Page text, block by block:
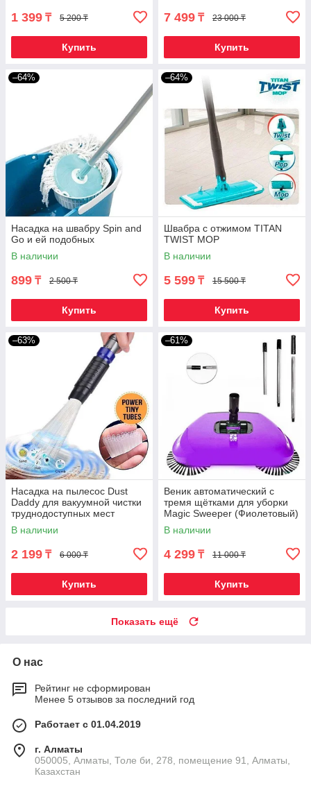
1 399 ₸ 5 200 ₸
Купить
7 499 ₸ 23 000 ₸
Купить
–64%
Насадка на швабру Spin and
Go и ей подобных
В наличии
899 ₸ 2 500 ₸
Купить
–64%
Швабра с отжимом TITAN
TWIST MOP
В наличии
5 599 ₸ 15 500 ₸
Купить
–63%
Насадка на пылесос Dust
Daddy для вакуумной чистки
труднодоступных мест
В наличии
2 199 ₸ 6 000 ₸
Купить
–61%
Веник автоматический с
тремя щётками для уборки
Magic Sweeper (Фиолетовый)
В наличии
4 299 ₸ 11 000 ₸
Купить
Показать ещё
О нас
Рейтинг не сформирован
Менее 5 отзывов за последний год
Работает с 01.04.2019
г. Алматы
050005, Алматы, Толе би, 278, помещение 91, Алматы,
Казахстан